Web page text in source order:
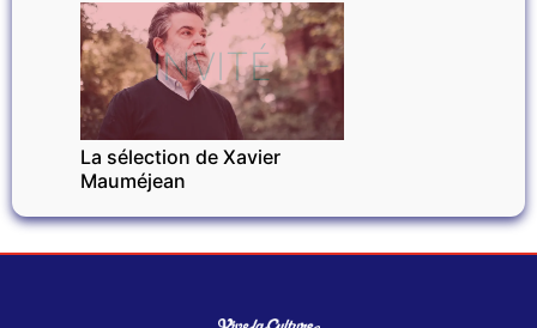
INVITÉ
La sélection de Xavier
Mauméjean